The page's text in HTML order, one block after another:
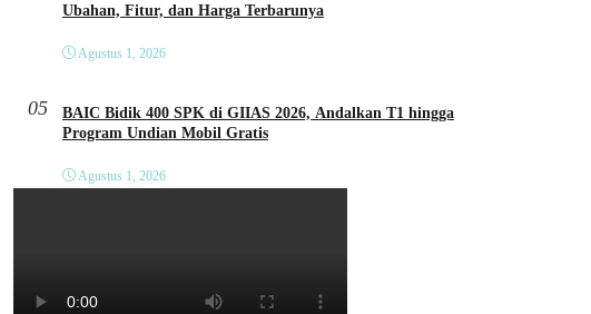
Ubahan, Fitur, dan Harga Terbarunya
Agustus 1, 2026
05
BAIC Bidik 400 SPK di GIIAS 2026, Andalkan T1 hingga
Program Undian Mobil Gratis
Agustus 1, 2026